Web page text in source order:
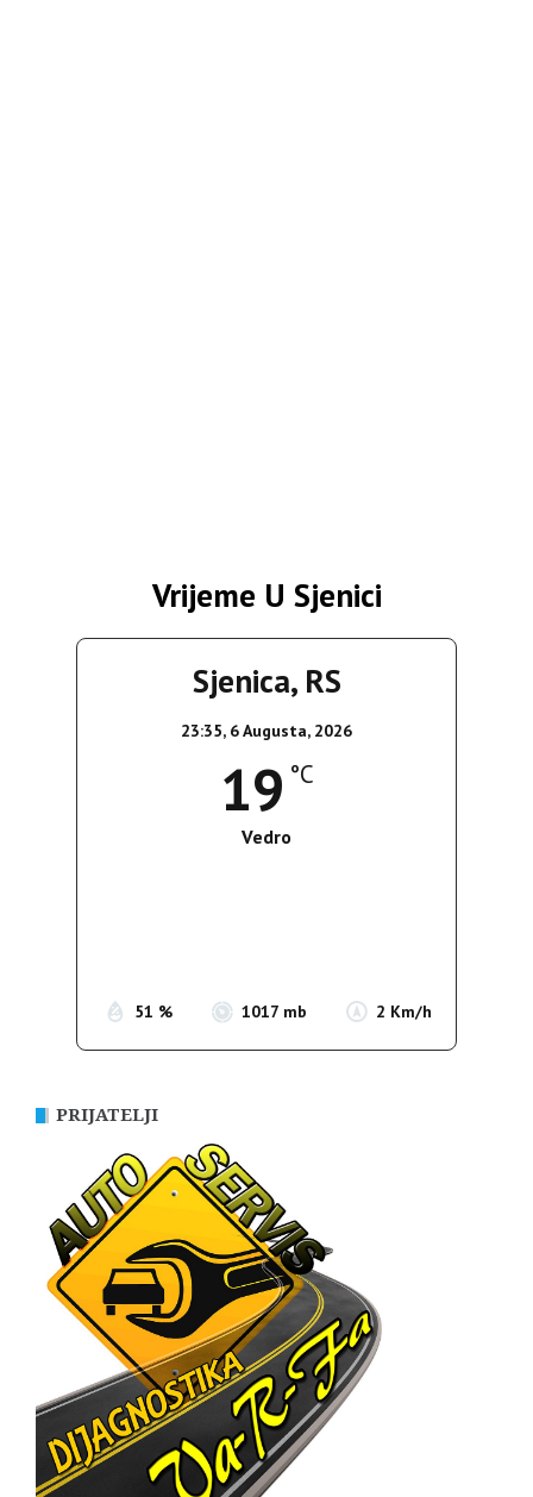
Vrijeme U Sjenici
Sjenica, RS
23:35, 6 Augusta, 2026
19 °C
Vedro
51 % 1017 mb 2 Km/h
PRIJATELJI